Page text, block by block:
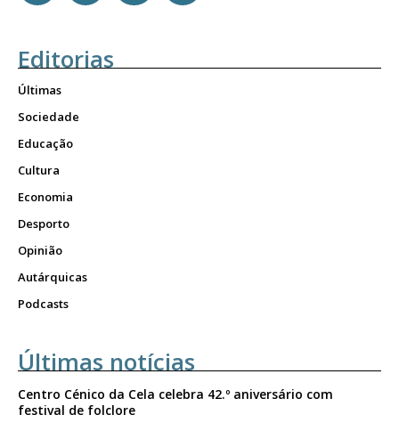
Editorias
Últimas
Sociedade
Educação
Cultura
Economia
Desporto
Opinião
Autárquicas
Podcasts
Últimas notícias
Centro Cénico da Cela celebra 42.º aniversário com
festival de folclore